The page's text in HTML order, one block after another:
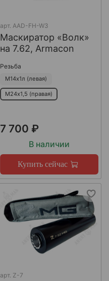
арт. AAD-FH-W3
Маскиратор «Волк»
на 7.62, Armacon
Резьба
М14х1л (левая)
М24х1,5 (правая)
7 700 ₽
В наличии
Купить сейчас
арт. Z-7